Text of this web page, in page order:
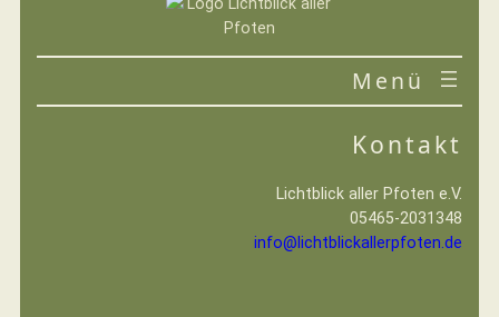
VEREIN
IHRE HILFE
Kontakt
Lichtblick aller Pfoten e.V.
05465-2031348
info@lichtblickallerpfoten.de